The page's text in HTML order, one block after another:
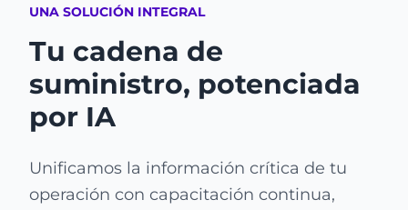
UNA SOLUCIÓN INTEGRAL
Tu cadena de
suministro, potenciada
por IA
Unificamos la información crítica de tu
operación con capacitación continua,